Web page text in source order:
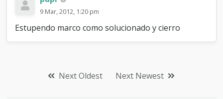
9 Mar, 2012, 1:20 pm
Estupendo marco como solucionado y cierro
Next Oldest Next Newest